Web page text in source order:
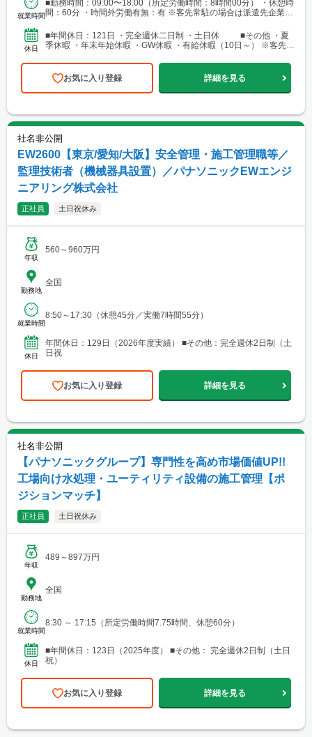
就業時間
■勤務時間：09:00〜18:00（所定労働時間：8時間00分） ・休憩時
間：60分 ・時間外労働有無：有 ※客先常駐の場合は派遣先企業に
休日
■年間休日：121日 ・完全週休二日制 ・土日休 ■その他 ・夏
季休暇 ・年末年始休暇 ・GW休暇 ・有給休暇（10日～） ※客先常
お気に入り登録 詳細を見る
社名非公開
EW2600【東京/愛知/大阪】安全管理・施工管理職等／
監理技術者（機械器具設置）／パナソニックEWエンジ
ニアリング株式会社
正社員 土日祝休み
年収
560～960万円
勤務地
全国
就業時間
8:50～17:30（休憩45分／実働7時間55分）
休日
年間休日：129日（2026年度実績） ■その他：完全週休2日制（土
日祝
お気に入り登録 詳細を見る
社名非公開
【パナソニックグループ】専門性を高め市場価値UP!!
工場向け水処理・ユーティリティ設備の施工管理【ポ
ジションマッチ】
正社員 土日祝休み
年収
489～897万円
勤務地
全国
就業時間
8:30 ～ 17:15（所定労働時間7.75時間、休憩60分）
休日
■年間休日：123日（2025年度） ■その他： 完全週休2日制（土日
祝）
お気に入り登録 詳細を見る